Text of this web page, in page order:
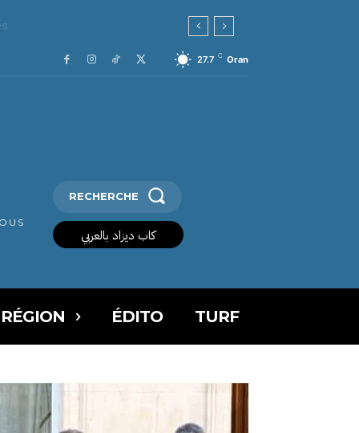
27.7 C Oran
RECHERCHE
كاب ديزاد بالعربي
ÉDITO TURF